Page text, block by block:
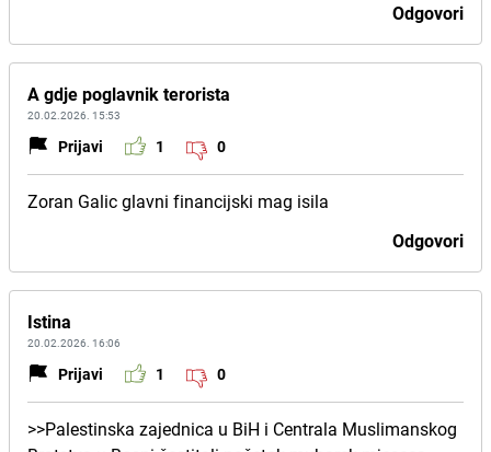
Odgovori
A gdje poglavnik terorista
20.02.2026. 15:53
Prijavi 1 0
Zoran Galic glavni financijski mag isila
Odgovori
Istina
20.02.2026. 16:06
Prijavi 1 0
>>Palestinska zajednica u BiH i Centrala Muslimanskog